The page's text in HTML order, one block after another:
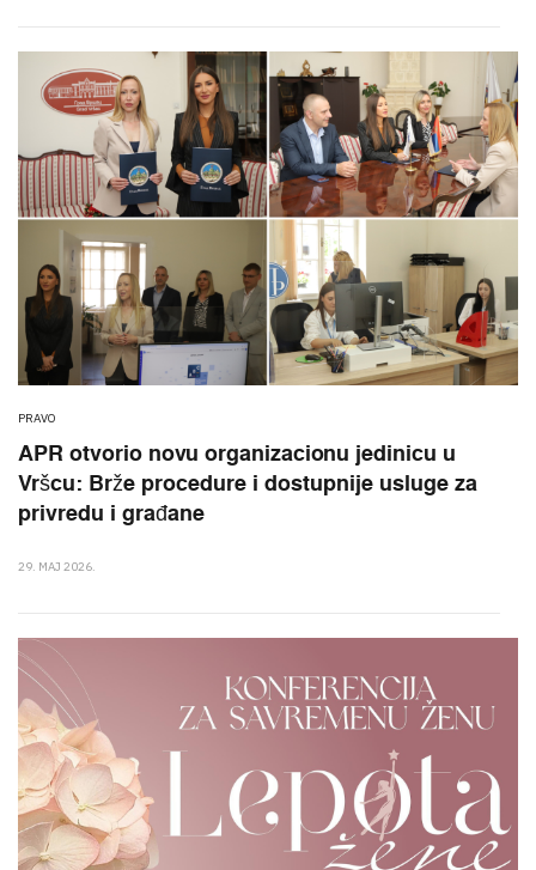
PRAVO
APR otvorio novu organizacionu jedinicu u
Vršcu: Brže procedure i dostupnije usluge za
privredu i građane
29. MAJ 2026.